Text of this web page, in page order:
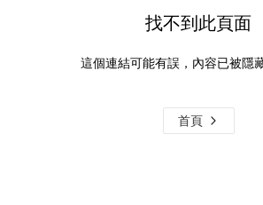
找不到此頁面
這個連結可能有誤，內容已被隱
首頁